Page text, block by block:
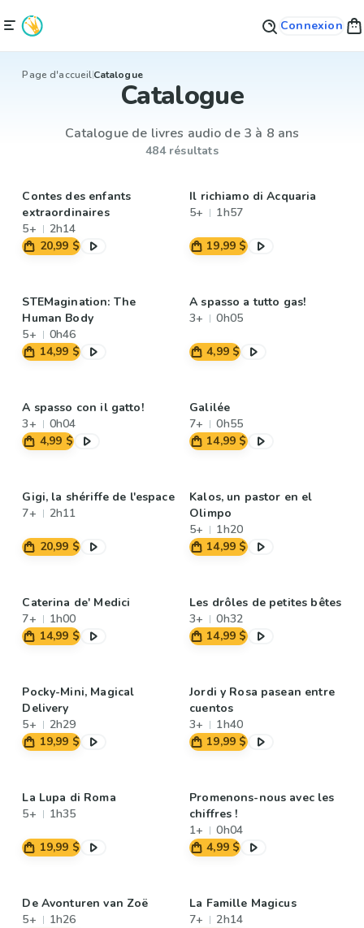
Connexion
Page d'accueilCatalogue
Catalogue
Catalogue de livres audio de 3 à 8 ans
484 résultats
Contes des enfants
extraordinaires
5+
2h14
20,99 $
Il richiamo di Acquaria
5+
1h57
19,99 $
STEMagination: The
Human Body
5+
0h46
14,99 $
A spasso a tutto gas!
3+
0h05
4,99 $
A spasso con il gatto!
3+
0h04
4,99 $
Galilée
7+
0h55
14,99 $
Gigi, la shériffe de l'espace
7+
2h11
20,99 $
Kalos, un pastor en el
Olimpo
5+
1h20
14,99 $
Caterina de' Medici
7+
1h00
14,99 $
Les drôles de petites bêtes
3+
0h32
14,99 $
Pocky-Mini, Magical
Delivery
5+
2h29
19,99 $
Jordi y Rosa pasean entre
cuentos
3+
1h40
19,99 $
La Lupa di Roma
5+
1h35
19,99 $
Promenons-nous avec les
chiffres !
1+
0h04
4,99 $
De Avonturen van Zoë
5+
1h26
La Famille Magicus
7+
2h14